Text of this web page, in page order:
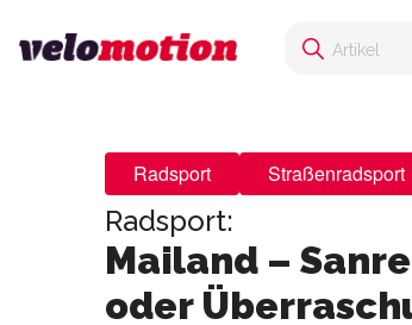
Radsport Straßenradsport
Radsport:
Mailand –
oder